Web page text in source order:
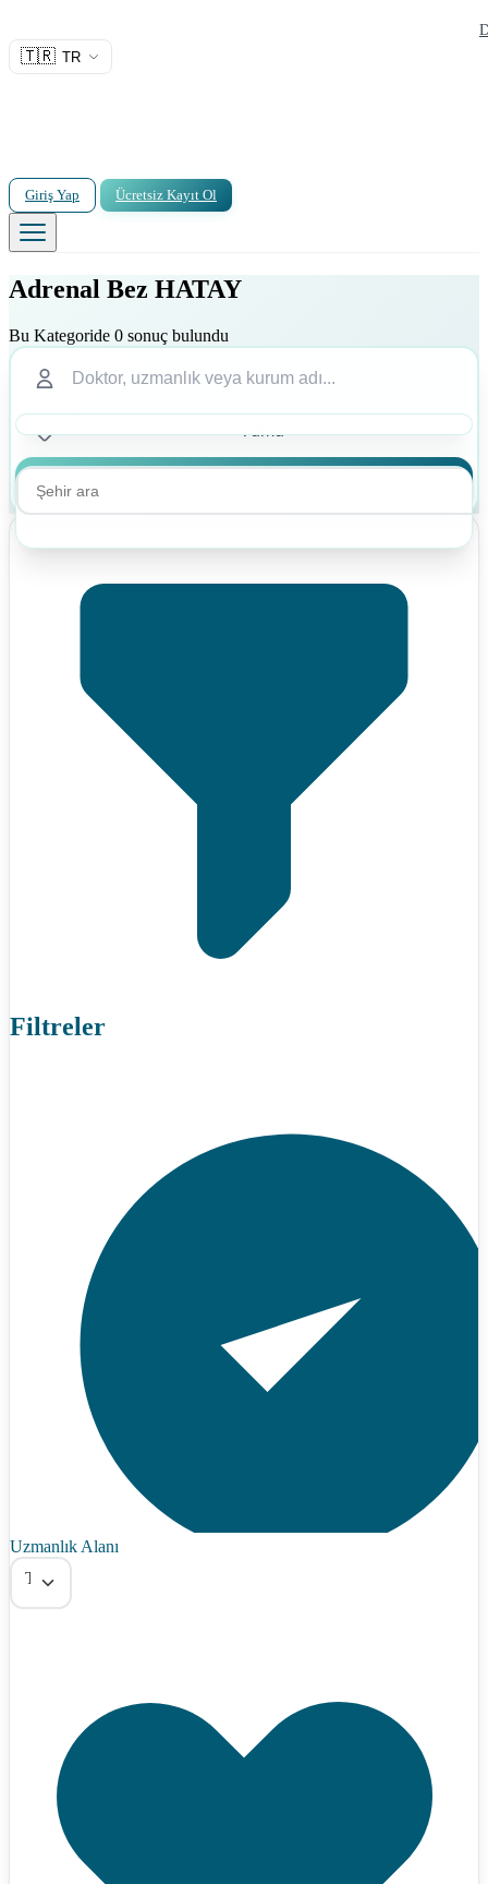
🇹🇷 TR
Giriş Yap Ücretsiz Kayıt Ol
Adrenal Bez HATAY
Bu Kategoride 0 sonuç bulundu
Filtreler
Uzmanlık Alanı
Tümü